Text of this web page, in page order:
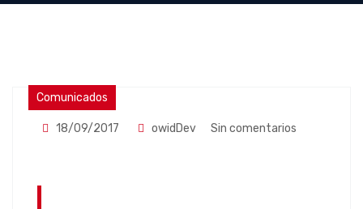
Comunicados
18/09/2017 owidDev Sin comentarios